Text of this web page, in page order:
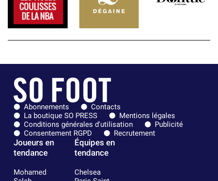
Abonnements
Contacts
La boutique SO PRESS
Mentions légales
Conditions générales d'utilisation
Publicité
Consentement RGPD
Recrutement
Joueurs en
tendance
Mohamed
Équipes en
tendance
Chelsea